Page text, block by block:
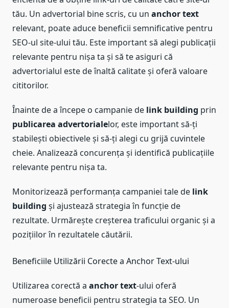
tău. Un advertorial bine scris, cu un anchor text
relevant, poate aduce beneficii semnificative pentru
SEO-ul site-ului tău. Este important să alegi publicații
relevante pentru nișa ta și să te asiguri că
advertorialul este de înaltă calitate și oferă valoare
cititorilor.
Înainte de a începe o campanie de link building prin
publicarea advertorialelor, este important să-ți
stabilești obiectivele și să-ți alegi cu grijă cuvintele
cheie. Analizează concurența și identifică publicațiile
relevante pentru nișa ta.
Monitorizează performanța campaniei tale de link
building și ajustează strategia în funcție de
rezultate. Urmărește creșterea traficului organic și a
pozițiilor în rezultatele căutării.
Beneficiile Utilizării Corecte a Anchor Text-ului
Utilizarea corectă a anchor text-ului oferă
numeroase beneficii pentru strategia ta SEO. Un